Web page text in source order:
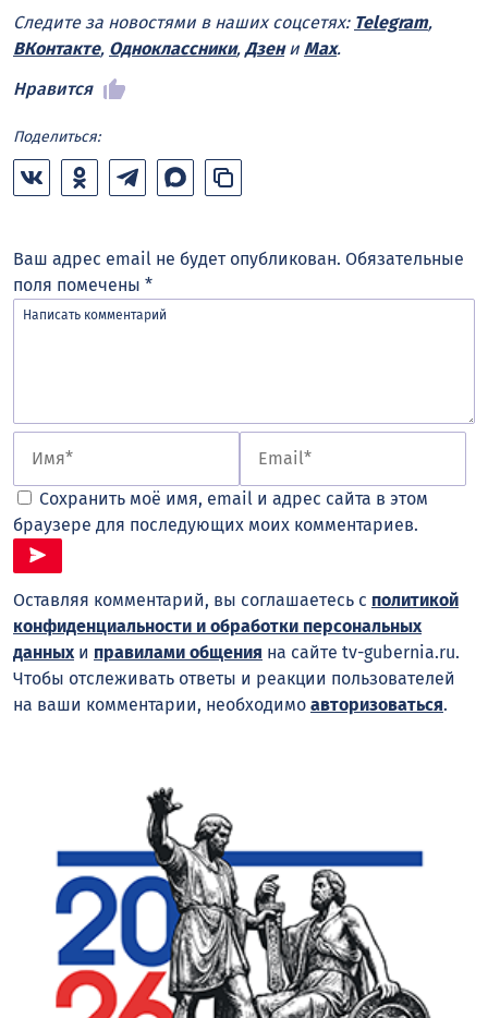
Следите за новостями в наших соцсетях: Telegram,
ВКонтакте, Одноклассники, Дзени Max.
Нравится
Поделиться:
Ваш адрес email не будет опубликован. Обязательные
поля помечены *
Сохранить моё имя, email и адрес сайта в этом
браузере для последующих моих комментариев.
Оставляя комментарий, вы соглашаетесь с политикой
конфиденциальности и обработки персональных
данных и правилами общения на сайте tv-gubernia.ru.
Чтобы отслеживать ответы и реакции пользователей
на ваши комментарии, необходимо авторизоваться.